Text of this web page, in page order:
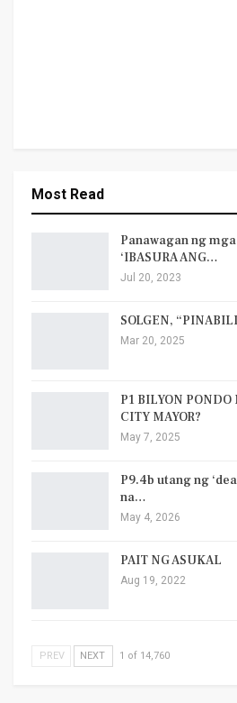
Most Read
Panawagan ng
‘IBASURA ANG…
Jul 20, 2023
SOLGEN,
Mar 20, 2025
P1 BILYON
CITY MAYOR?
May 7, 2025
P9.4b utang ng
na…
May 4, 2026
PAIT NG ASUKAL
Aug 19, 2022
PREV NEXT 1 of 14,760